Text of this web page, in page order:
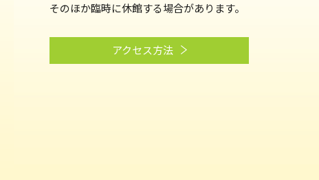
そのほか臨時に休館する場合があります。
アクセス方法